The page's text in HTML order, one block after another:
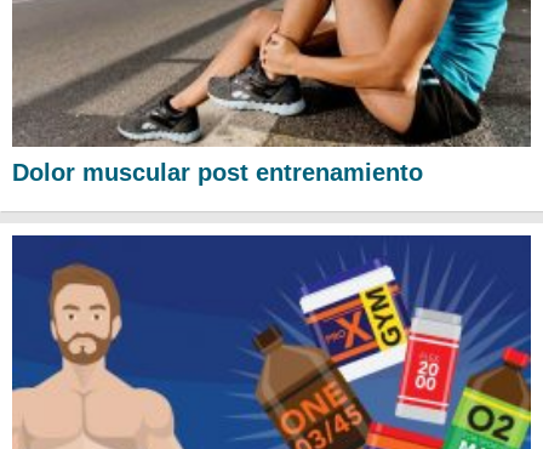
Dolor muscular post entrenamiento